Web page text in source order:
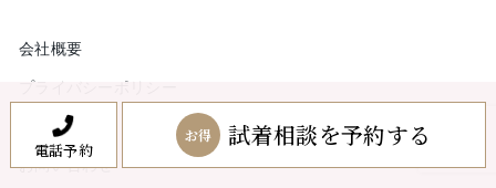
電話予約
お得 試着相談を予約する
会社概要
プライバシーポリシー
来店予約
お問い合わせ